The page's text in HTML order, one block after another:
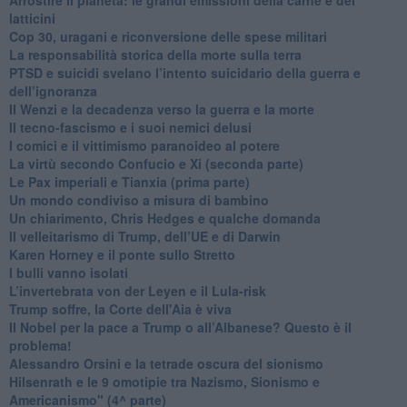
latticini
​Cop 30, uragani e riconversione delle spese militari
La responsabilità storica della morte sulla terra
PTSD e suicidi svelano l’intento suicidario della guerra e
dell’ignoranza
Il Wenzi e la decadenza verso la guerra e la morte
​Il tecno-fascismo e i suoi nemici delusi
​I comici e il vittimismo paranoideo al potere
​La virtù secondo Confucio e Xi (seconda parte)
Le Pax imperiali e Tianxia (prima parte)
Un mondo condiviso a misura di bambino
​Un chiarimento, Chris Hedges e qualche domanda
Il velleitarismo di Trump, dell’UE e di Darwin
​Karen Horney e il ponte sullo Stretto
​I bulli vanno isolati
L’invertebrata von der Leyen e il Lula-risk
Trump soffre, la Corte dell'Aia è viva
​Il Nobel per la pace a Trump o all’Albanese? Questo è il
problema!
​Alessandro Orsini e la tetrade oscura del sionismo
​Hilsenrath e le 9 omotipie tra Nazismo, Sionismo e
Americanismo" (4^ parte)